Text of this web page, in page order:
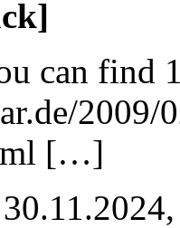
can find
2009/
[…]